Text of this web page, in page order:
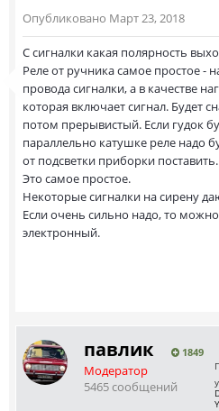
Опубликовано Март 23, 2018
C сигналки какая полярность
Реле от ручника самое простое -
провода сигналки, а в качестве
которая включает сигнал. Будет
потом прерывистый. Если гудок
параллельно катушке реле надо
от подсветки приборки поставить.
Это самое простое.
Некоторые сигналки на сирену
Если очень сильно надо, то
электронный.
павлик 1849
Модератор
5465 сообщений